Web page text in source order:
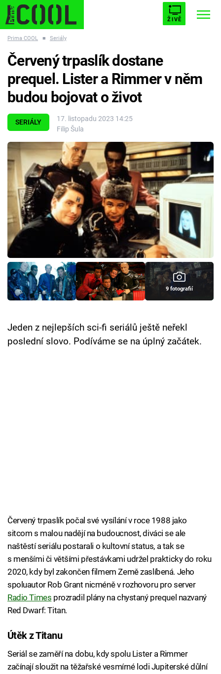
ŽIVĚ
ESCAPE PLNEJ KOTEL AVENGERS 5
Témata
Filmy
Seriály
Hry
Cool Esport
Pořady
TV Program
Přihlášení
Prima COOL ■ Seriály
SERIÁLY
17. listopadu 2023 14:25
Filip Šula
Červený trpaslík dostane
prequel. Lister a Rimmer v něm
budou bojovat o život
9 fotografií
Jeden z nejlepších sci-fi seriálů ještě neřekl
poslední slovo. Podíváme se na úplný začátek.
Červený trpaslík počal své vysílání v roce 1988 jako
sitcom s malou nadějí na budoucnost, diváci se ale
naštěstí seriálu postarali o kultovní status, a tak se
s menšími či většími přestávkami udržel prakticky do roku
2020, kdy byl zakončen filmem Země zaslíbená. Jeho
spoluautor Rob Grant nicméně v rozhovoru pro server
Radio Times prozradil plány na chystaný prequel nazvaný
Red Dwarf: Titan.
Útěk z Titanu
Seriál se zaměří na dobu, kdy spolu Lister a Rimmer
začínají sloužit na těžařské vesmírné lodi Jupiterské důlní